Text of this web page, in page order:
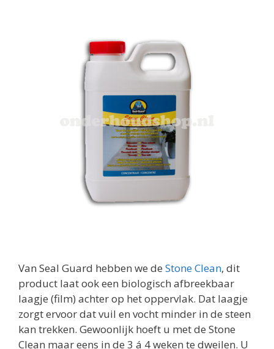
Van Seal Guard hebben we de Stone Clean, dit
product laat ook een biologisch afbreekbaar
laagje (film) achter op het oppervlak. Dat laagje
zorgt ervoor dat vuil en vocht minder in de steen
kan trekken. Gewoonlijk hoeft u met de Stone
Clean maar eens in de 3 á 4 weken te dweilen. U